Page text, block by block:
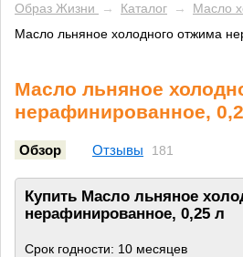
Образ Жизни → Каталог → Масло
Масло льняное холодного отжима
Масло льняное
нерафинированное,
Обзор Отзывы 181
Купить Масло льняное
нерафинированное, 0,25 л
Срок годности: 10 месяцев